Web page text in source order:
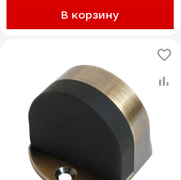
В корзину